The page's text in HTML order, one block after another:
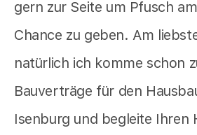
gern zur Seite um Pfusch
Chance zu geben. Am
natürlich ich komme schon
Bauverträge für den
Isenburg und begleite Ihren